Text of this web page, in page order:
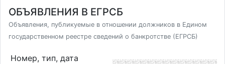
ОБЪЯВЛЕНИЯ В ЕГРСБ
Объявления, публикуемые в отношении должников в Едином
государственном реестре сведений о банкротстве (ЕГРСБ)
Номер, тип, дата